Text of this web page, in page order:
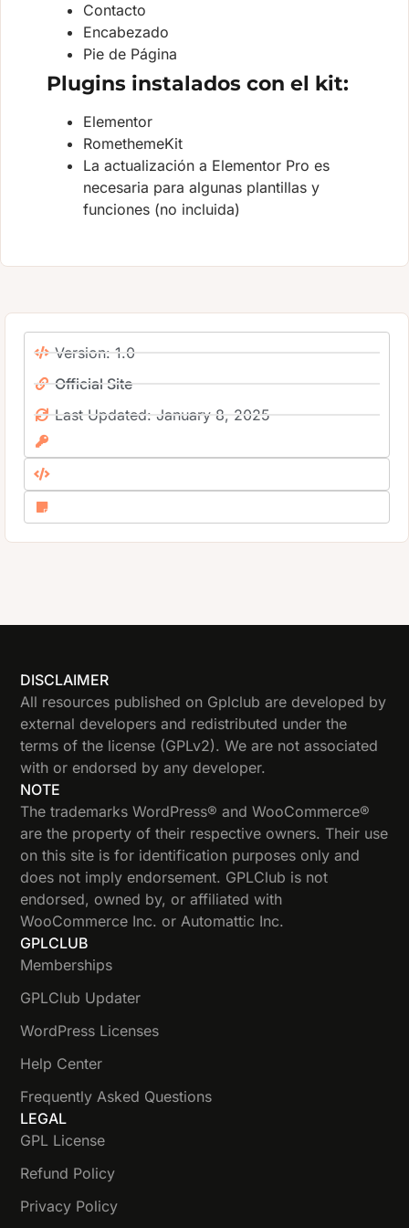
Contacto
Encabezado
Pie de Página
Plugins instalados con el kit:
Elementor
RomethemeKit
La actualización a Elementor Pro es
necesaria para algunas plantillas y
funciones (no incluida)
Version: 1.0
Official Site
Last Updated: January 8, 2025
DISCLAIMER
All resources published on Gplclub are developed by
external developers and redistributed under the
terms of the license (GPLv2). We are not associated
with or endorsed by any developer.
NOTE
The trademarks WordPress® and WooCommerce®
are the property of their respective owners. Their use
on this site is for identification purposes only and
does not imply endorsement. GPLClub is not
endorsed, owned by, or affiliated with
WooCommerce Inc. or Automattic Inc.
GPLCLUB
Memberships
GPLClub Updater
WordPress Licenses
Help Center
Frequently Asked Questions
LEGAL
GPL License
Refund Policy
Privacy Policy